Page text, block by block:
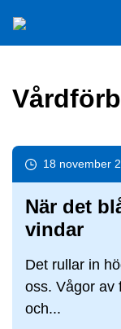
18 november
När det
vindar
Det rullar in
oss. Vågor av
och...